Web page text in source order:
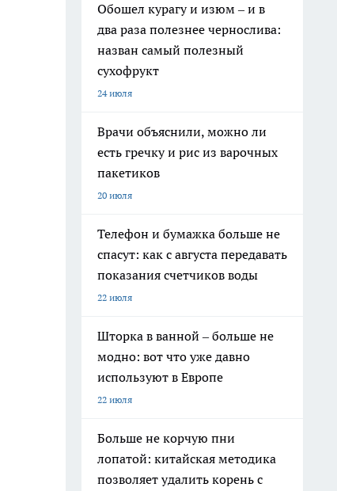
Обошел курагу и изюм – и в
два раза полезнее чернослива:
назван самый полезный
сухофрукт
24 июля
Врачи объяснили, можно ли
есть гречку и рис из варочных
пакетиков
20 июля
Телефон и бумажка больше не
спасут: как с августа передавать
показания счетчиков воды
22 июля
Шторка в ванной – больше не
модно: вот что уже давно
используют в Европе
22 июля
Больше не корчую пни
лопатой: китайская методика
позволяет удалить корень с